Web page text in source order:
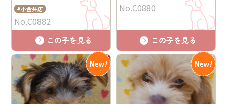
小金井店
No.C0882
この子を見る
No.C0880
この子を見る